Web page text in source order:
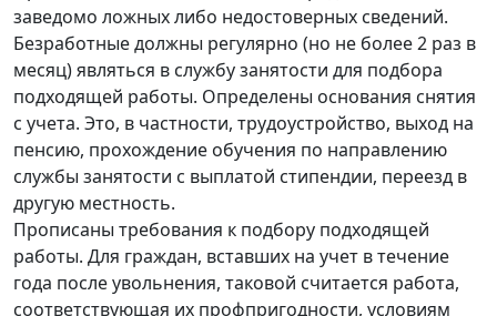
заведомо ложных либо недостоверных сведений.
Безработные должны регулярно (но не более 2 раз в
месяц) являться в службу занятости для подбора
подходящей работы. Определены основания снятия
с учета. Это, в частности, трудоустройство, выход на
пенсию, прохождение обучения по направлению
службы занятости с выплатой стипендии, переезд в
другую местность.
Прописаны требования к подбору подходящей
работы. Для граждан, вставших на учет в течение
года после увольнения, таковой считается работа,
соответствующая их профпригодности, условиям